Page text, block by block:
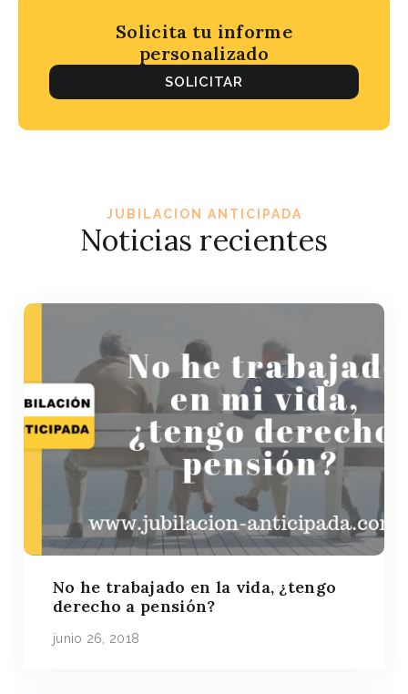
Solicita tu informe
personalizado
SOLICITAR
JUBILACION ANTICIPADA
Noticias recientes
No he trabajado en la vida, ¿tengo
derecho a pensión?
junio 26, 2018